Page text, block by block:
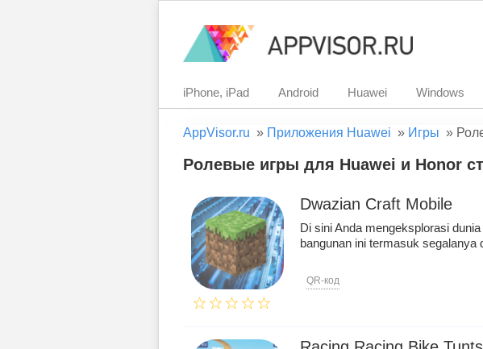
iPhone, iPad Android Huawei Windows
AppVisor.ru » Приложения Huawei » Игры »
Ролевые игры для Huawei и Honor
Dwazian Craft Mobile
Di sini Anda mengeksplorasi
bangunan ini termasuk segalanya
QR-код